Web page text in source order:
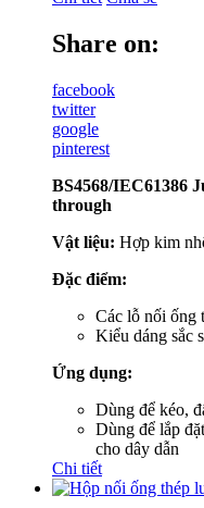
Share on:
facebook
twitter
google
pinterest
BS4568/IEC61386
through
Vật liệu: Hợp kim
Đặc điểm:
Các lỗ nối ống
Kiểu dáng sắc
Ứng dụng:
Dùng để kéo,
Dùng để lắp
cho dây dẫn
Chi tiết